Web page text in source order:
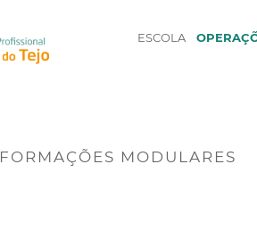
ESCOLA
FORMAÇÕES MODULARES